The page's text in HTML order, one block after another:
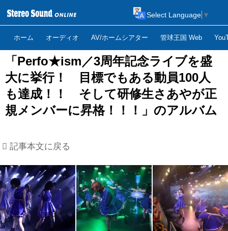
ホーム オーディオ AV/ホームシアター 管球王国 Web
Select Language ▼
「Perfo★ism／3周年記念ライブを盛
大に挙行！ 目標でもある動員100人
も達成！！ そして研修生さあやが正
規メンバーに昇格！！！」のアルバム
記事本文に戻る